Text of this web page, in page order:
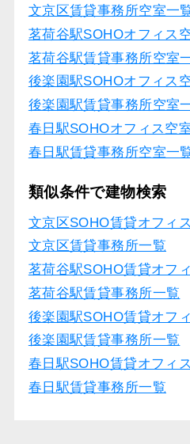
文京区賃貸事務所空室一
茗荷谷駅SOHOオフィス
茗荷谷駅賃貸事務所空室
後楽園駅SOHOオフィス
後楽園駅賃貸事務所空室
春日駅SOHOオフィス空
春日駅賃貸事務所空室一
類似条件で建物検索
文京区SOHO賃貸オフィ
文京区賃貸事務所一覧
茗荷谷駅SOHO賃貸オフ
茗荷谷駅賃貸事務所一覧
後楽園駅SOHO賃貸オフ
後楽園駅賃貸事務所一覧
春日駅SOHO賃貸オフィ
春日駅賃貸事務所一覧